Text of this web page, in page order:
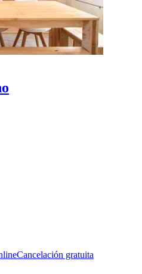
Cancelación gratuita